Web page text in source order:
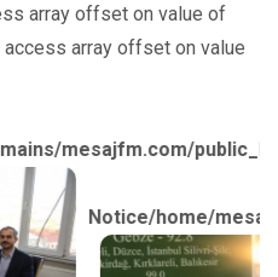
array offset on value of
access array offset on value
Notice/home/